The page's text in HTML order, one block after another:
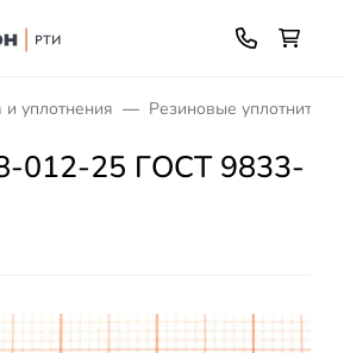
и уплотнения Резиновые
012-25 ГОСТ 9833-